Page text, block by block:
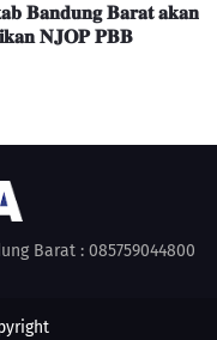
𝐁𝐚𝐧𝐝𝐮𝐧𝐠 𝐁𝐚𝐫𝐚𝐭 𝐚𝐤𝐚𝐧
𝐍𝐉𝐎𝐏 𝐏𝐁𝐁
Barat : 085759044800